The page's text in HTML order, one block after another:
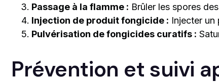
Passage à la flamme : Brûler les spores
Injection de produit fongicide : Injecter
Pulvérisation de fongicides curatifs :
Prévention et suivi